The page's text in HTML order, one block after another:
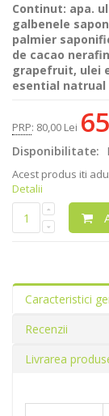
Continut: apa.
galbenele
palmier
de cacao
grapefruit, ulei
esential natrual
PRP: 80,00 Lei
Disponibilitate:
Acest produs iti
Detalii
Caracteristici
Recenzii
Livrarea